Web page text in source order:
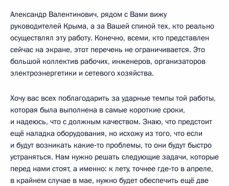
Александр Валентинович, рядом с Вами вижу
руководителей Крыма, а за Вашей спиной тех, кто реально
осуществлял эту работу. Конечно, всеми, кто представлен
сейчас на экране, этот перечень не ограничивается. Это
большой коллектив рабочих, инженеров, организаторов
электроэнергетики и сетевого хозяйства.
Хочу вас всех поблагодарить за ударные темпы той работы,
которая была выполнена в самые короткие сроки,
и надеюсь, что с должным качеством. Знаю, что предстоит
ещё наладка оборудования, но исхожу из того, что если
и будут возникать какие‑то проблемы, то они будут быстро
устраняться. Нам нужно решать следующие задачи, которые
перед нами стоят, а именно: к лету, точнее где‑то в апреле,
в крайнем случае в мае, нужно будет обеспечить ещё две